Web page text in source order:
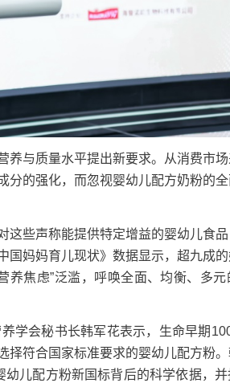
与质量水平提出新要求。从消费市场
的强化，而忽视婴幼儿配方奶粉的
些声称能提供特定增益的婴幼儿食品
妈妈育儿现状》数据显示，超九成的
焦虑”泛滥，呼唤全面、均衡、多元
会秘书长韩军花表示，生命早期
符合国家标准要求的婴幼儿配方粉。
儿配方粉新国标背后的科学依据，